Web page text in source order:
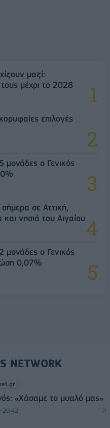
μαζί:
μέχρι το 2028
επιλογές
μονάδες ο Γενικός
σε Αττική,
νησιά του Αιγαίου
μονάδες ο Γενικός
0,07%
NETWORK
«Χάσαμε το μυαλό μας»
20:42